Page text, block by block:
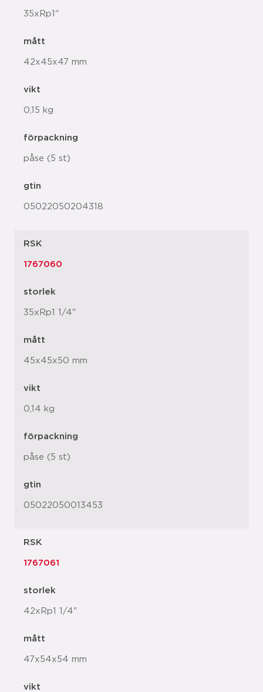
35xRp1"
mått
42x45x47 mm
vikt
0,15 kg
förpackning
påse (5 st)
gtin
05022050204318
RSK
1767060
storlek
35xRp1 1/4"
mått
45x45x50 mm
vikt
0,14 kg
förpackning
påse (5 st)
gtin
05022050013453
RSK
1767061
storlek
42xRp1 1/4"
mått
47x54x54 mm
vikt